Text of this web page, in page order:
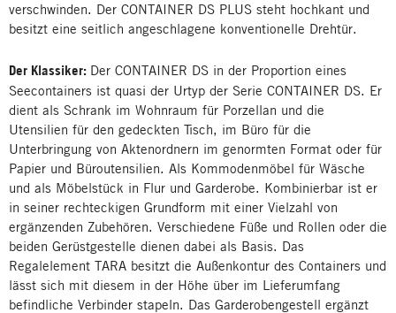
verschwinden. Der CONTAINER DS PLUS steht hochkant und
besitzt eine seitlich angeschlagene konventionelle Drehtür.
Der Klassiker: Der CONTAINER DS in der Proportion eines
Seecontainers ist quasi der Urtyp der Serie CONTAINER DS. Er
dient als Schrank im Wohnraum für Porzellan und die
Utensilien für den gedeckten Tisch, im Büro für die
Unterbringung von Aktenordnern im genormten Format oder für
Papier und Büroutensilien. Als Kommodenmöbel für Wäsche
und als Möbelstück in Flur und Garderobe. Kombinierbar ist er
in seiner rechteckigen Grundform mit einer Vielzahl von
ergänzenden Zubehören. Verschiedene Füße und Rollen oder die
beiden Gerüstgestelle dienen dabei als Basis. Das
Regalelement TARA besitzt die Außenkontur des Containers und
lässt sich mit diesem in der Höhe über im Lieferumfang
befindliche Verbinder stapeln. Das Garderobengestell ergänzt